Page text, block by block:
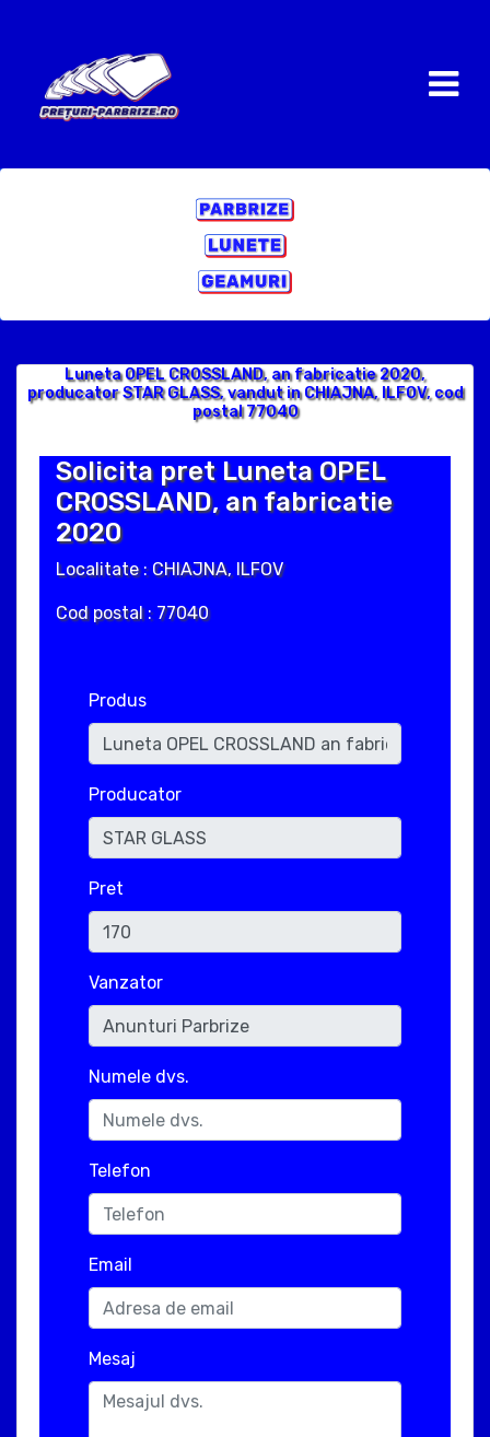
Luneta OPEL CROSSLAND, an fabricatie 2020,
producator STAR GLASS, vandut in CHIAJNA, ILFOV, cod
postal 77040
Solicita pret Luneta OPEL
CROSSLAND, an fabricatie
2020
Localitate : CHIAJNA, ILFOV
Cod postal : 77040
Produs
Producator
Pret
Vanzator
Numele dvs.
Telefon
Email
Mesaj